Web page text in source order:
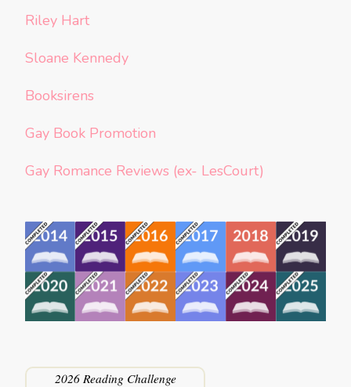
Riley Hart
Sloane Kennedy
Booksirens
Gay Book Promotion
Gay Romance Reviews (ex- LesCourt)
2026 Reading Challenge